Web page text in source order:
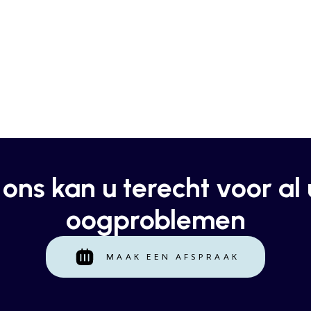
kan u terecht voor al
oogproblemen
MAAK EEN AFSPRAAK